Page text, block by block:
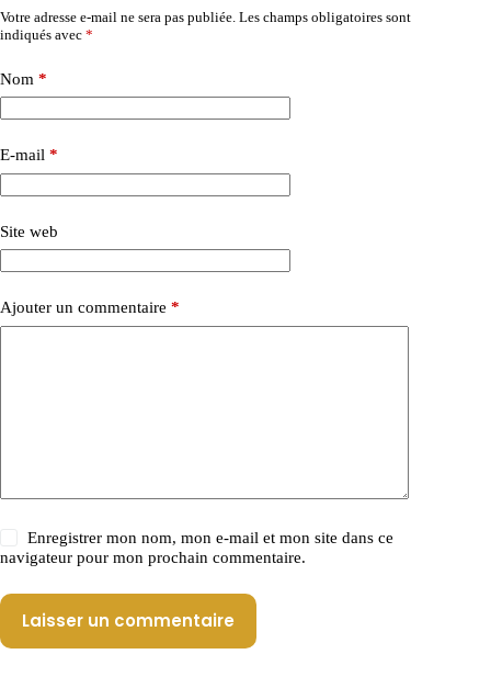
Votre adresse e-mail ne sera pas publiée. Les champs obligatoires sont
indiqués avec *
Nom *
E-mail *
Site web
Ajouter un commentaire *
Enregistrer mon nom, mon e-mail et mon site dans ce
navigateur pour mon prochain commentaire.
Laisser un commentaire